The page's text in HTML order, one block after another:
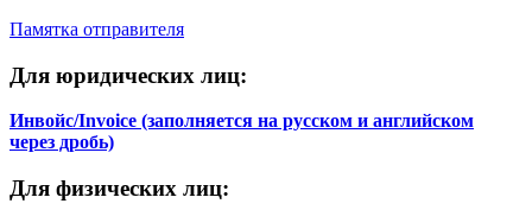
ВЬЕТНАМ
ГАИТИ
ГАМБИЯ
G
ГАНА
ГВАТЕМАЛА
Памятка отправителя
Для юридических лиц:
Инвойс/Invoice (заполняется на русском и английском
через дробь)
Для физических лиц: